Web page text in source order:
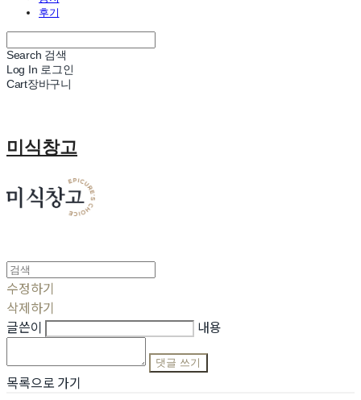
후기
Search 검색
Log In 로그인
Cart장바구니
미식창고
수정하기
삭제하기
글쓴이
내용
댓글 쓰기
목록으로 가기